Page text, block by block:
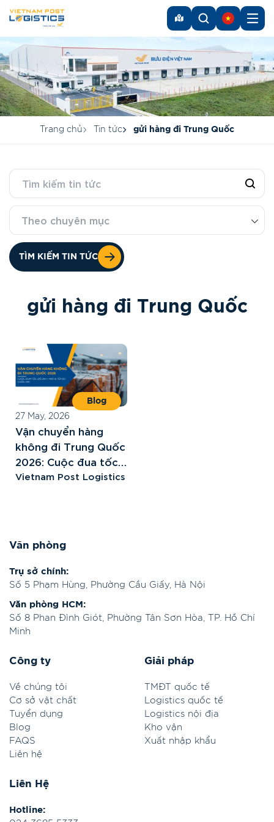
Trang chủ Tin tức gửi hàng đi Trung Quốc
Theo chuyên mục
TÌM KIẾM TIN TỨC
gửi hàng đi Trung Quốc
Blog
27 May, 2026
Vận chuyển hàng
không đi Trung Quốc
2026: Cuộc đua tốc
độ 24h – 48h và tối
Vietnam Post Logistics
Văn phòng
Trụ sở chính:
Số 5 Phạm Hùng, Phường Cầu Giấy, Hà Nội
Văn phòng HCM:
Số 8 Phan Đình Giót, Phường Tân Sơn Hòa, TP. Hồ Chí
Minh
Liên Hệ
Hotline:
Công ty
Về chúng tôi
Cơ sở vật chất
Tuyển dụng
Blog
FAQS
Liên hệ
Giải pháp
TMĐT quốc tế
Logistics quốc tế
Logistics nội địa
Kho vận
Xuất nhập khẩu